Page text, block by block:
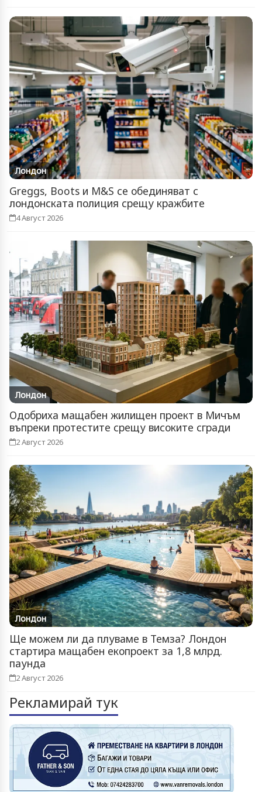
Лондон
Greggs, Boots и M&S се обединяват с
лондонската полиция срещу кражбите
4 Август 2026
Лондон
Одобриха мащабен жилищен проект в Мичъм
въпреки протестите срещу високите сгради
2 Август 2026
Лондон
Ще можем ли да плуваме в Темза? Лондон
стартира мащабен екопроект за 1,8 млрд.
паунда
2 Август 2026
Рекламирай тук